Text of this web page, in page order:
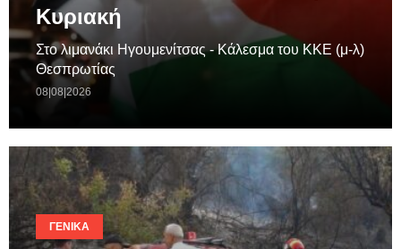
Κυριακή
Στο λιμανάκι Ηγουμενίτσας - Κάλεσμα του ΚΚΕ (μ-λ)
Θεσπρωτίας
08|08|2026
ΓΕΝΙΚΆ